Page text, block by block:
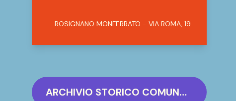
ROSIGNANO MONFERRATO - VIA ROMA, 19
ARCHIVIO STORICO COMUNALE "CAPPELLARO-CASTELLARI" ROSIGNANO MONFERRATO